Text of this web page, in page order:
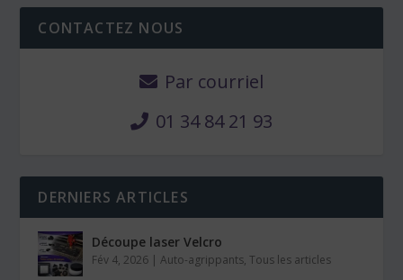
CONTACTEZ NOUS
Par courriel
01 34 84 21 93
DERNIERS ARTICLES
Découpe laser Velcro
Fév 4, 2026 |Auto-agrippants,Tous les articles